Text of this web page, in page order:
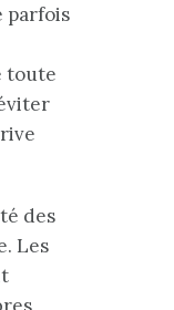
parfois
toute
des
Les